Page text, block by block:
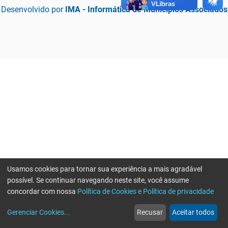
Desenvolvido por IMA - Informática de Municípios Associados
web
Notícias
more_horiz
Mais
Usamos cookies para tornar sua experiência a mais agradável
possível. Se continuar navegando neste site, você assume
concordar com nossa Política de Cookies e Política de privacidade
Gerenciar Cookies... Recusar Aceitar todos
Erro ao enviar informações, por favor tente novamente